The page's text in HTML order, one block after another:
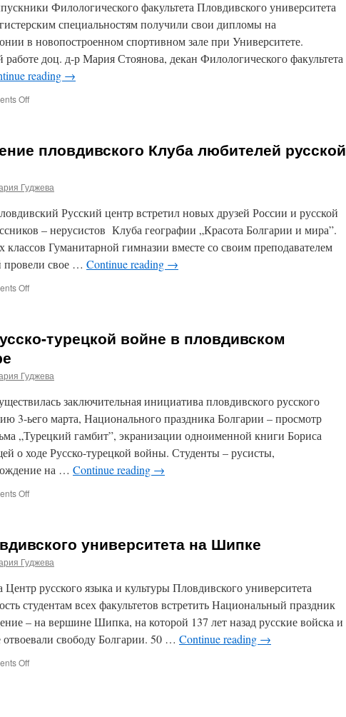
Филологического факультета Пловдивского университета
специальностям получили свои дипломы на
в новопостроенном спортивном зале при Университете.
доц. д-р Мария Стоянова, декан Филологического факультета
reading →
Offon
ПЛОВДИВСКОГО
УНИВЕРСИТЕТА
пловдивского Клуба любителей русской
Гуджева
Русский центр встретил новых друзей России и русской
– нерусистов Клуба географии „Красота Болгарии и мира”.
Гуманитарной гимназии вместе со своим преподавателем
провели свое … Continue reading →
Offon
Клуба
любителей
культуры
турецкой войне в пловдивском
Гуджева
заключительная инициатива пловдивского русского
3-ьего марта, Национального праздника Болгарии – просмотр
„Турецкий гамбит”, экранизации одноименной книги Бориса
о ходе Русско-турецкой войны. Студенты – русисты,
на … Continue reading →
Offon
турецкой
в
русском
центре
университета на Шипке
Гуджева
Центр русского языка и культуры Пловдивского университета
студентам всех факультетов встретить Национальный праздник
– на вершине Шипка, на которой 137 лет назад русские войска и
отвоевали свободу Болгарии. 50 … Continue reading →
Offon